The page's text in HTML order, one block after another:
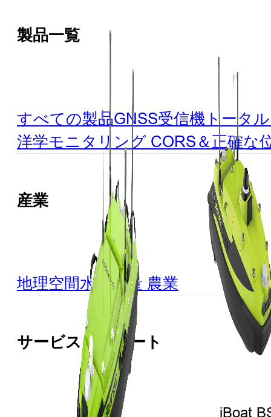
iBoat
製品一覧
すべての製品GNSS受信機 トータ
洋学モニタリング CORS＆正確な
産業
地理空間水路測量 農業
サービス＆サポート